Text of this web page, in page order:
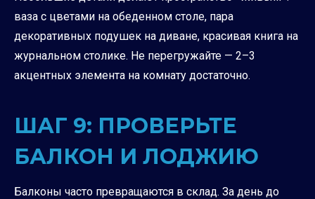
ваза с цветами на обеденном столе, пара
декоративных подушек на диване, красивая книга на
журнальном столике. Не перегружайте — 2–3
акцентных элемента на комнату достаточно.
ШАГ 9: ПРОВЕРЬТЕ
БАЛКОН И ЛОДЖИЮ
Балконы часто превращаются в склад. За день до